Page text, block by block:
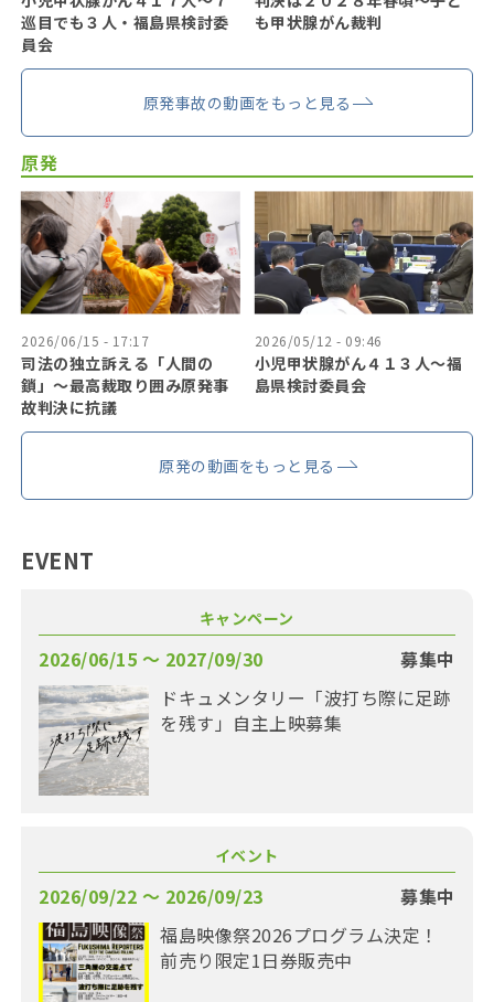
巡目でも３人・福島県検討委
員会
も甲状腺がん裁判
原発事故の動画をもっと見る
原発
2026/06/15 - 17:17
司法の独立訴える「人間の
鎖」〜最高裁取り囲み原発事
故判決に抗議
2026/05/12 - 09:46
小児甲状腺がん４１３人〜福
島県検討委員会
原発の動画をもっと見る
EVENT
キャンペーン
2026/06/15 〜 2027/09/30
募集中
ドキュメンタリー「波打ち際に足跡
を残す」自主上映募集
イベント
2026/09/22 〜 2026/09/23
募集中
福島映像祭2026プログラム決定！
前売り限定1日券販売中